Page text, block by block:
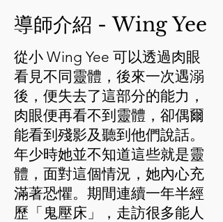
導師介紹 - Wing Yee
從小 Wing Yee 可以透過肉眼
看見不同靈體，後來一次遇溺
後，便失去了這部分的能力，
肉眼便再看不到靈體，卻偶爾
能看到殘影及聽到他們說話。
年少時她並不知道這些就是靈
體，面對這個情況，她內心充
滿著恐懼。期間連續一年半經
歷「鬼壓床」，走訪很多能人